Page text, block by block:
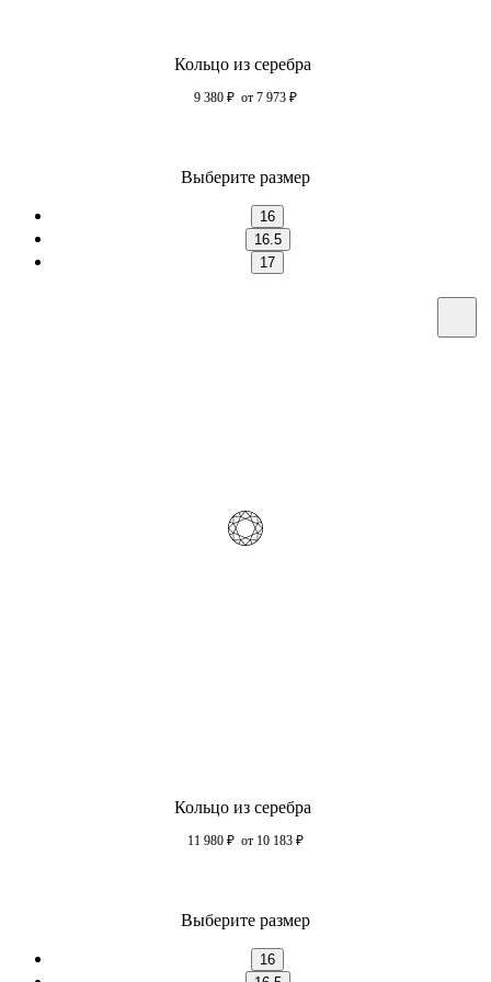
Кольцо из серебра
9 380 ₽ от 7 973 ₽
Выберите размер
16
16.5
17
Кольцо из серебра
11 980 ₽ от 10 183 ₽
Выберите размер
16